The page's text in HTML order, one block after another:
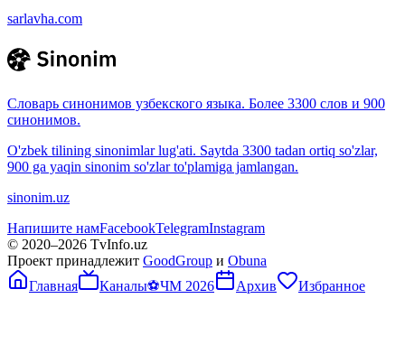
sarlavha.com
Словарь синонимов узбекского языка. Более 3300 слов и 900
синонимов.
O'zbek tilining sinonimlar lug'ati. Saytda 3300 tadan ortiq so'zlar,
900 ga yaqin sinonim so'zlar to'plamiga jamlangan.
sinonim.uz
Напишите намFacebookTelegramInstagram
© 2020–2026 TvInfo.uz
Проект принадлежит GoodGroup и Obuna
Главная
Каналы⚽ЧМ 2026 Архив Избранное